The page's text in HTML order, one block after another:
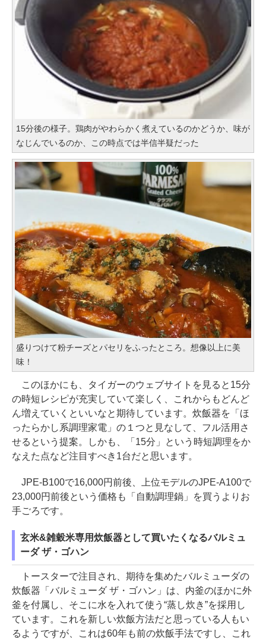
15分後の様子。鶏肉がやわらかく煮えているのかどうか、味が
なじんでいるのか、この時点では半信半疑だった
盛りつけて粉チーズとパセリをふったところ。想像以上に美
味！
このほかにも、タイガーのウェブサイトを見ると15分
の時短レシピが充実していて楽しく、これからもどんど
ん増えていくといいなと期待しています。炊飯器を「ほ
ったらかし系調理家電」の１つと見なして、フル活用さ
せるという提案。しかも、「15分」という時短調理をか
なえた点など注目すべき1台だと思います。
JPE-B100で16,000円前後、上位モデルのJPE-A100で
23,000円前後という価格も「自動調理鍋」を買うよりお
手ごろです。
玄米&雑穀米専用炊飯器として買いたくなるバルミュ
ーダ ザ・ゴハン
トースターで注目され、期待を集めたバルミューダの
炊飯器「バルミューダ ザ・ゴハン」は、内釜のほかに外
釜を付属し、そこに水を入れて使う“蒸し炊き”を採用し
ています。これを新しい炊飯方法だと思っている人もい
るようですが、これは60年も前の炊飯手法ですし、これ